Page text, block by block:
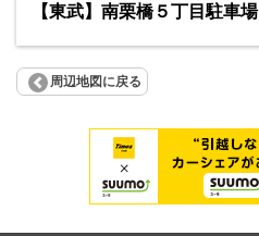
【東武】南栗橋５丁目駐車場
周辺地図に戻る